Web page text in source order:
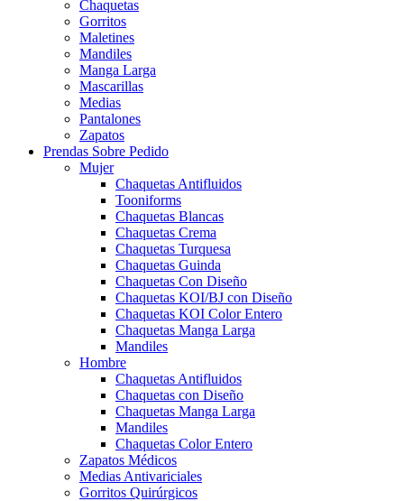
Chaquetas
Gorritos
Maletines
Mandiles
Manga Larga
Mascarillas
Medias
Pantalones
Zapatos
Prendas Sobre Pedido
Mujer
Chaquetas Antifluidos
Tooniforms
Chaquetas Blancas
Chaquetas Crema
Chaquetas Turquesa
Chaquetas Guinda
Chaquetas Con Diseño
Chaquetas KOI/BJ con Diseño
Chaquetas KOI Color Entero
Chaquetas Manga Larga
Mandiles
Hombre
Chaquetas Antifluidos
Chaquetas con Diseño
Chaquetas Manga Larga
Mandiles
Chaquetas Color Entero
Zapatos Médicos
Medias Antivariciales
Gorritos Quirúrgicos